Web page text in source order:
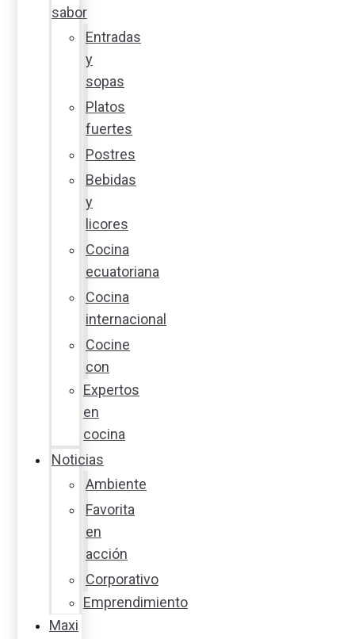
sabor
Entradas
y
sopas
Platos
fuertes
Postres
Bebidas
y
licores
Cocina
ecuatoriana
Cocina
internacional
Cocine
con
Expertos
en
cocina
Noticias
Ambiente
Favorita
en
acción
Corporativo
Emprendimiento
Maxi